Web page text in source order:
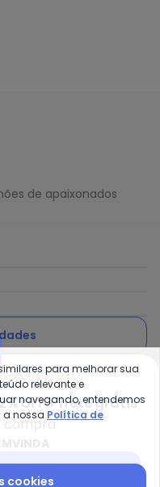
de apaixonados
com a nossa Política
Ltda / CNPJ:
OFF + frete grátis
compra
para melhorar sua
relevante e
navegando, entendemos
a nossa Política de
cookies